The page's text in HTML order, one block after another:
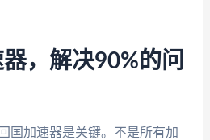
，解决90%的问
国加速器是关键。不是所有加